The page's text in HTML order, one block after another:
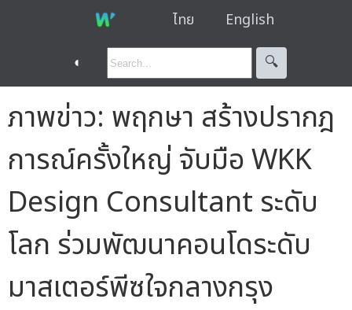
ไทย English
◐ 🔍︎
ภาพข่าว: พฤกษา สร้างปรากฎ
การณ์ครั้งใหญ่ จับมือ WKK
Design Consultant ระดับ
โลก ร่วมพัฒนาคอนโดระดับ
มาสเตอร์พีซใจกลางกรุง